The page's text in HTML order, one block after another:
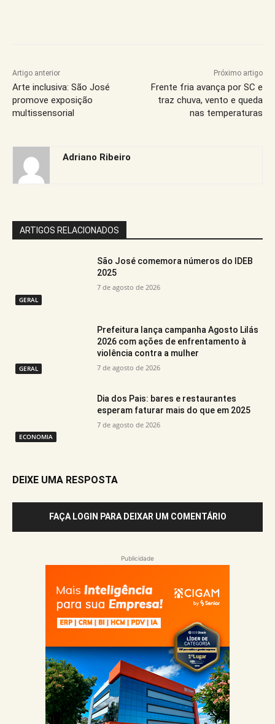
Artigo anterior
Arte inclusiva: São José
promove exposição
multissensorial
Próximo artigo
Frente fria avança por SC e
traz chuva, vento e queda
nas temperaturas
Adriano Ribeiro
ARTIGOS RELACIONADOS
GERAL
São José comemora números do IDEB
2025
7 de agosto de 2026
GERAL
Prefeitura lança campanha Agosto Lilás
2026 com ações de enfrentamento à
violência contra a mulher
7 de agosto de 2026
ECONOMIA
Dia dos Pais: bares e restaurantes
esperam faturar mais do que em 2025
7 de agosto de 2026
DEIXE UMA RESPOSTA
FAÇA LOGIN PARA DEIXAR UM COMENTÁRIO
Publicidade